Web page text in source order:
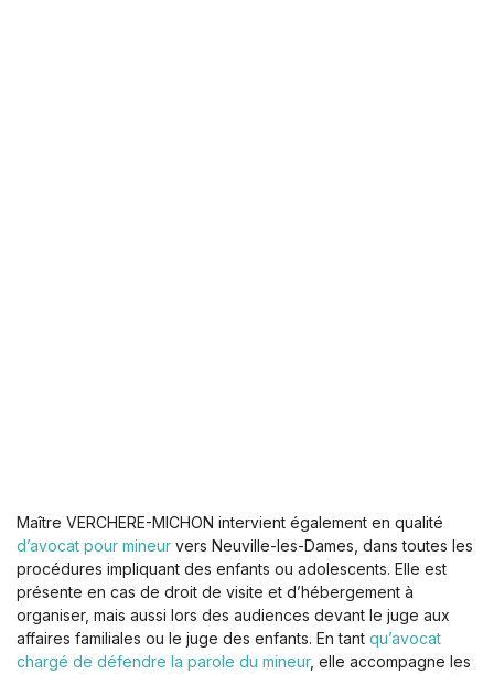
Maître VERCHERE-MICHON intervient également en qualité
d’avocat pour mineur vers Neuville-les-Dames, dans toutes les
procédures impliquant des enfants ou adolescents. Elle est
présente en cas de droit de visite et d’hébergement à
organiser, mais aussi lors des audiences devant le juge aux
affaires familiales ou le juge des enfants. En tant qu’avocat
chargé de défendre la parole du mineur, elle accompagne les